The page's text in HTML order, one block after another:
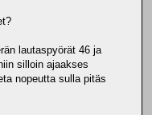
lautaspyörät 46 ja
silloin ajaakses
nopeutta sulla pitäs